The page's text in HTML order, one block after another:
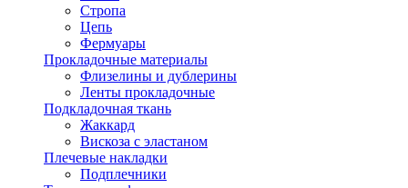
Стропа
Цепь
Фермуары
Прокладочные материалы
Флизелины и дублерины
Ленты прокладочные
Подкладочная ткань
Жаккард
Вискоза с эластаном
Плечевые накладки
Подплечники